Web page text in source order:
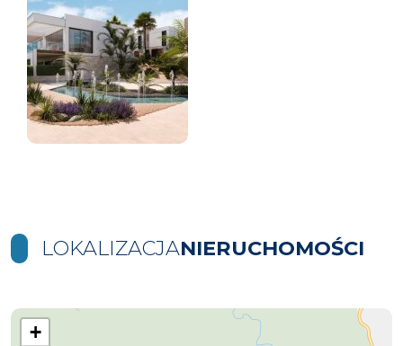
LOKALIZACJANIERUCHOMOŚCI
+